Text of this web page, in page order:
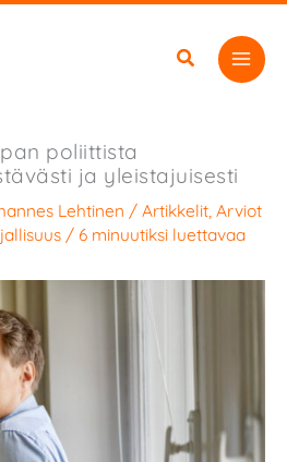
poliittista
ja yleistajuisesti
Lehtinen / Artikkelit Arviot
/ 6 minuutiksi luettavaa